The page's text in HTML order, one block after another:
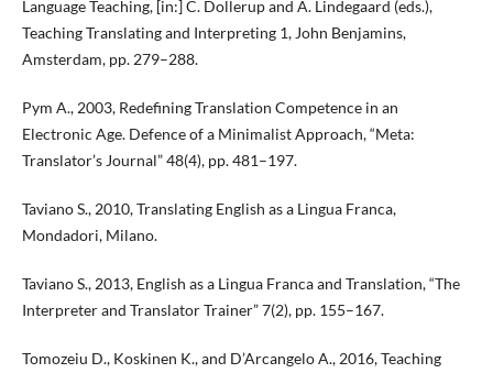
Language Teaching, [in:] C. Dollerup and A. Lindegaard (eds.),
Teaching Translating and Interpreting 1, John Benjamins,
Amsterdam, pp. 279–288.
Pym A., 2003, Redefining Translation Competence in an
Electronic Age. Defence of a Minimalist Approach, “Meta:
Translator’s Journal” 48(4), pp. 481–197.
Taviano S., 2010, Translating English as a Lingua Franca,
Mondadori, Milano.
Taviano S., 2013, English as a Lingua Franca and Translation, “The
Interpreter and Translator Trainer” 7(2), pp. 155–167.
Tomozeiu D., Koskinen K., and D’Arcangelo A., 2016, Teaching